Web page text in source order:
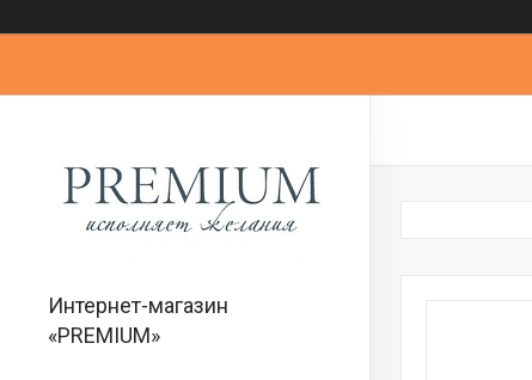
Интернет-магазин
«PREMIUM»